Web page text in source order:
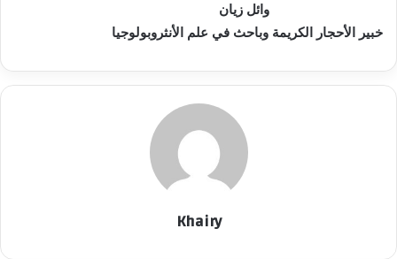
وائل زيان
خبير الأحجار الكريمة وباحث في علم الأنثروبولوجيا
Khairy